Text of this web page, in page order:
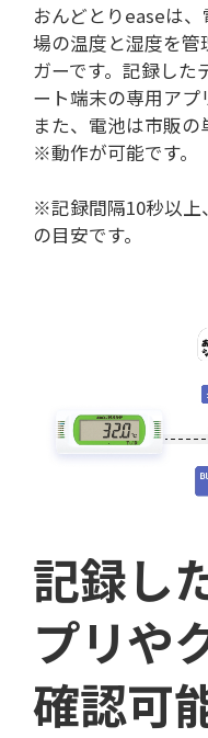
おんどとりeaseは
場の温度と湿度を管
ガーです。記録し
ート端末の専用アプ
また、電池は市販
※動作が可能です。
※記録間隔10秒以上
の目安です。
記録し
プリや
確認可